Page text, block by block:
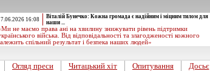
16:08
Віталій Бунечко: Кожна громада є надійним і міцним тилом для
наши ...
не маємо права ані на хвилину знижувати рівень підтримки
війська. Від відповідальності та злагодженості кожного
спільний результат і безпека наших людей»
Огляд преси Читацький хіт Опитування Досьє